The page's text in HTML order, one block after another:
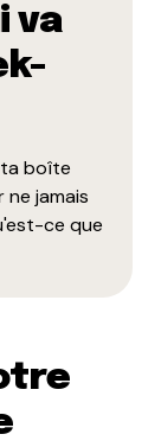
dans le
va
ta boîte
ne jamais
ce que